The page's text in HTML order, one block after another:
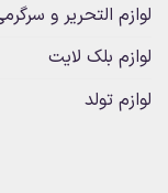
لوازم التحریر و
لوازم بلک لایت
لوازم تولد